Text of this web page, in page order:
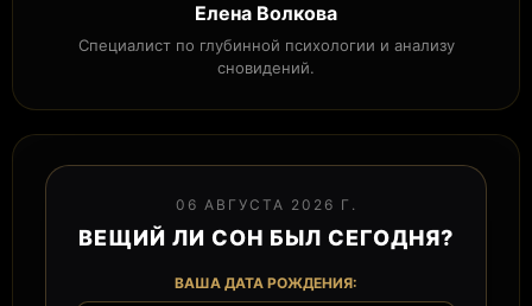
Елена Волкова
Специалист по глубинной психологии и анализу
сновидений.
06 АВГУСТА 2026 Г.
ВЕЩИЙ ЛИ СОН БЫЛ СЕГОДНЯ?
ВАША ДАТА РОЖДЕНИЯ: